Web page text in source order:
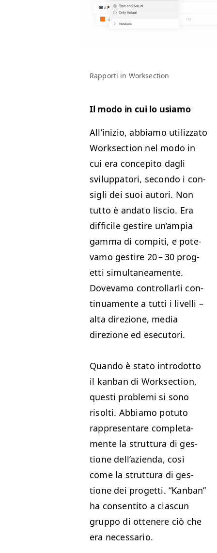
Rap­por­ti in Worksection
Il modo in cui lo usiamo
All’inizio, abbi­amo uti­liz­za­to
Work­sec­tion nel modo in
cui era con­cepi­to dagli
svilup­pa­tori, sec­on­do i con­
sigli dei suoi autori. Non
tut­to è anda­to lis­cio. Era
dif­fi­cile gestire un’ampia
gam­ma di com­pi­ti, e pote­
va­mo gestire 20 – 30 prog­
et­ti simul­tane­a­mente.
Dove­va­mo con­trol­lar­li con­
tin­u­a­mente a tut­ti i liv­el­li –
alta direzione, media
direzione ed esecutori.
Quan­do è sta­to introdot­to
il kan­ban di Work­sec­tion,
questi prob­le­mi si sono
risolti. Abbi­amo potu­to
rap­p­re­sentare com­ple­ta­
mente la strut­tura di ges­
tione del­l’azien­da, così
come la strut­tura di ges­
tione dei prog­et­ti. “Kan­ban”
ha con­sen­ti­to a cias­cun
grup­po di ottenere ciò che
era necessario.